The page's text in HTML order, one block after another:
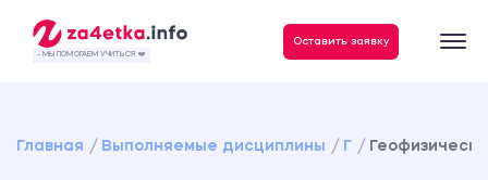
- МЫ ПОМОГАЕМ УЧИТЬСЯ ❤️
Оставить заявку
Главная Выполняемые дисциплины Г